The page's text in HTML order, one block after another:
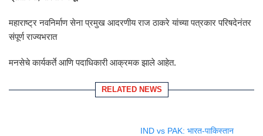
महाराष्ट्र नवनिर्माण सेना प्रमुख आदरणीय राज ठाकरे यांच्या पत्रकार परिषदेनंतर
संपूर्ण राज्यभरात
मनसेचे कार्यकर्ते आणि पदाधिकारी आक्रमक झाले आहेत.
RELATED NEWS
IND vs PAK: भारत-पाकिस्तान